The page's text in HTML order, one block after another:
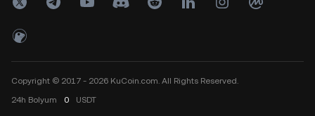
Copyright © 2017 - 2026 KuCoin.com. All Rights Reserved.
24h Bolyum 0 USDT